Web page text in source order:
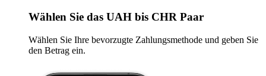
Wählen Sie das UAH bis CHR Paar
Wählen Sie Ihre bevorzugte Zahlungsmethode und geben Sie
den Betrag ein.